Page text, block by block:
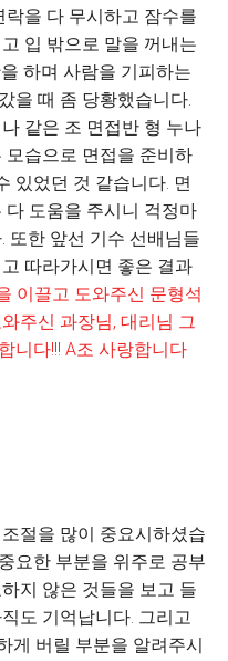
을 다 무시하고 잠수를
입 밖으로 말을 꺼내는
하며 사람을 기피하는
을 때 좀 당황했습니다.
같은 조 면접반 형 누나
습으로 면접을 준비하
있었던 것 같습니다. 면
도움을 주시니 걱정마
또한 앞선 기수 선배님들
따라가시면 좋은 결과
이끌고 도와주신 문형석
주신 과장님, 대리님 그
니다!!! A조 사랑합니다
절을 많이 중요시하셨습
요한 부분을 위주로 공부
지 않은 것들을 보고 들
도 기억납니다. 그리고
게 버릴 부분을 알려주시